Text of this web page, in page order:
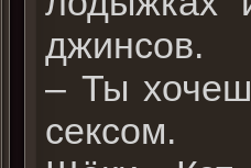
джинсов.
– Ты
сексом.